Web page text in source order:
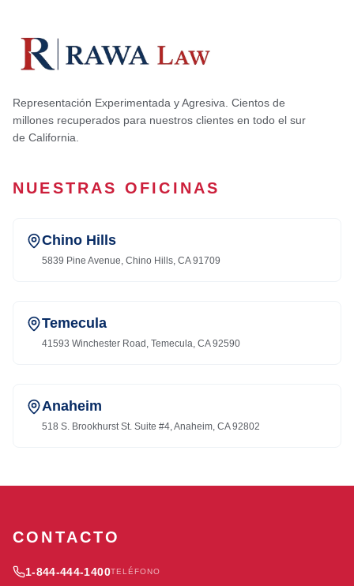
Representación Experimentada y Agresiva. Cientos de
millones recuperados para nuestros clientes en todo el sur
de California.
NUESTRAS OFICINAS
Chino Hills
5839 Pine Avenue, Chino Hills, CA 91709
Temecula
41593 Winchester Road, Temecula, CA 92590
Anaheim
518 S. Brookhurst St. Suite #4, Anaheim, CA 92802
CONTACTO
1-844-444-1400TELÉFONO